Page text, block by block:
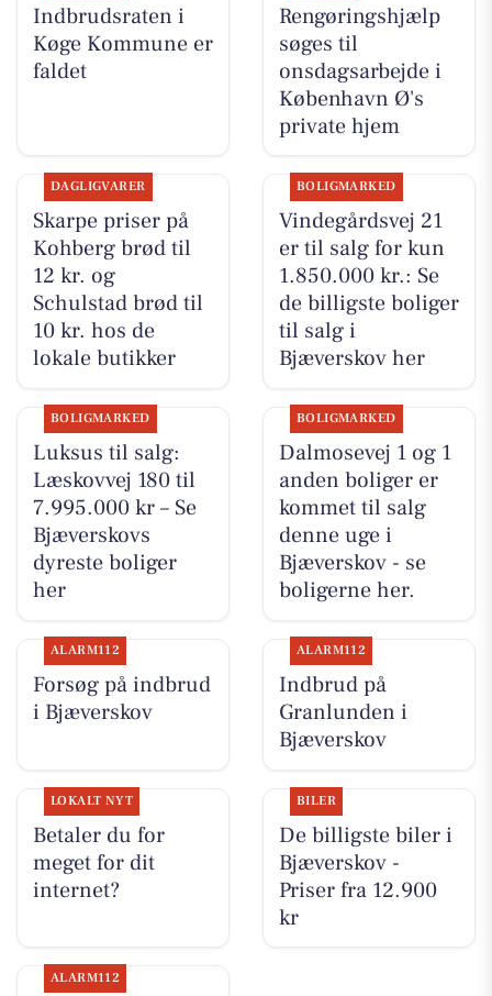
Indbrudsraten i
Køge Kommune er
faldet
Rengøringshjælp
søges til
onsdagsarbejde i
København Ø's
private hjem
DAGLIGVARER
Skarpe priser på
Kohberg brød til
12 kr. og
Schulstad brød til
10 kr. hos de
lokale butikker
BOLIGMARKED
Vindegårdsvej 21
er til salg for kun
1.850.000 kr.: Se
de billigste boliger
til salg i
Bjæverskov her
BOLIGMARKED
Luksus til salg:
Læskovvej 180 til
7.995.000 kr – Se
Bjæverskovs
dyreste boliger
her
BOLIGMARKED
Dalmosevej 1 og 1
anden boliger er
kommet til salg
denne uge i
Bjæverskov - se
boligerne her.
ALARM112
Forsøg på indbrud
i Bjæverskov
ALARM112
Indbrud på
Granlunden i
Bjæverskov
LOKALT NYT
Betaler du for
meget for dit
internet?
BILER
De billigste biler i
Bjæverskov -
Priser fra 12.900
kr
ALARM112